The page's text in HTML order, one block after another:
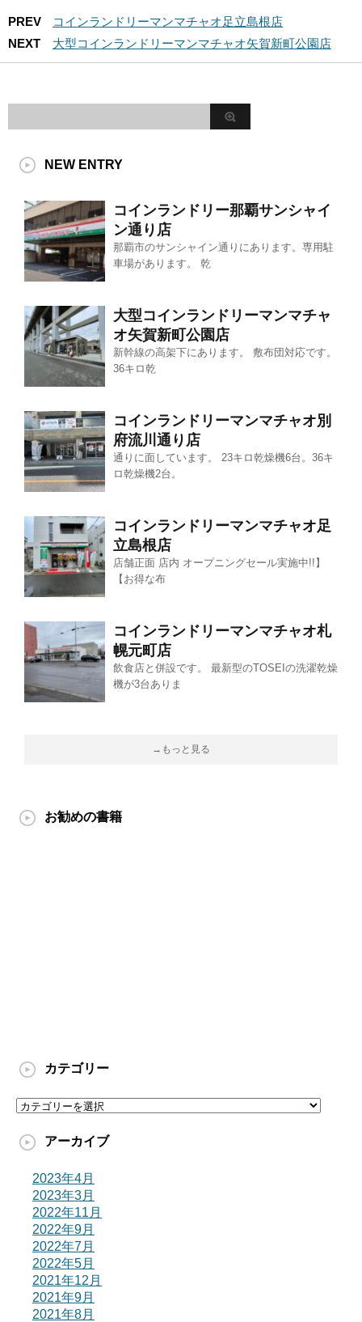
PREV
コインランドリーマンマチャオ足立島根店
NEXT
大型コインランドリーマンマチャオ矢賀新町公園店
NEW ENTRY
コインランドリー那覇サンシャイ
ン通り店
那覇市のサンシャイン通りにあります。専用駐
車場があります。 乾
大型コインランドリーマンマチャ
オ矢賀新町公園店
新幹線の高架下にあります。 敷布団対応です。
36キロ乾
コインランドリーマンマチャオ別
府流川通り店
通りに面しています。 23キロ乾燥機6台。36キ
ロ乾燥機2台。
コインランドリーマンマチャオ足
立島根店
店舗正面 店内 オープニングセール実施中!!】
【お得な布
コインランドリーマンマチャオ札
幌元町店
飲食店と併設です。 最新型のTOSEIの洗濯乾燥
機が3台ありま
→もっと見る
お勧めの書籍
カテゴリー
カ
ゴ
アーカイブ
2023年4月
2023年3月
2022年11月
2022年9月
2022年7月
2022年5月
2021年12月
2021年9月
2021年8月